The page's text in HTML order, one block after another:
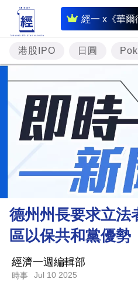
經一 x《華爾
即
時
財
經
專
題
投
資
樓
市
財
商
業
科
港股IPO 日圓
德州州長要求立法
區以保共和黨優勢
經濟一週編輯部
時事 Jul 10 2025